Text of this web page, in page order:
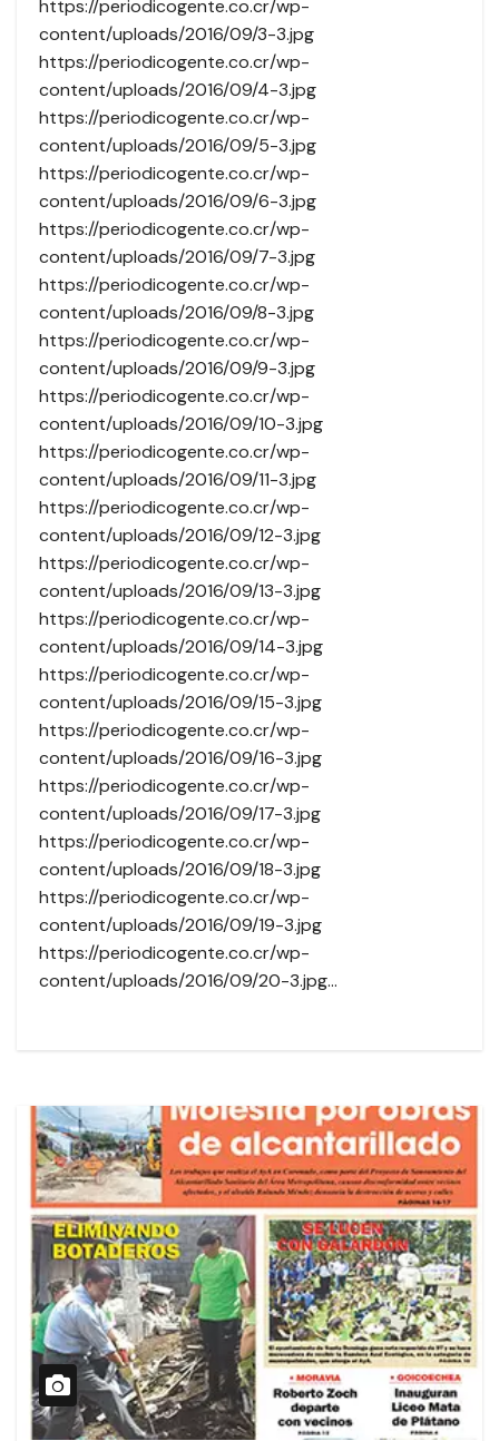
https://periodicogente.co.cr/wp-
content/uploads/2016/09/3-3.jpg
https://periodicogente.co.cr/wp-
content/uploads/2016/09/4-3.jpg
https://periodicogente.co.cr/wp-
content/uploads/2016/09/5-3.jpg
https://periodicogente.co.cr/wp-
content/uploads/2016/09/6-3.jpg
https://periodicogente.co.cr/wp-
content/uploads/2016/09/7-3.jpg
https://periodicogente.co.cr/wp-
content/uploads/2016/09/8-3.jpg
https://periodicogente.co.cr/wp-
content/uploads/2016/09/9-3.jpg
https://periodicogente.co.cr/wp-
content/uploads/2016/09/10-3.jpg
https://periodicogente.co.cr/wp-
content/uploads/2016/09/11-3.jpg
https://periodicogente.co.cr/wp-
content/uploads/2016/09/12-3.jpg
https://periodicogente.co.cr/wp-
content/uploads/2016/09/13-3.jpg
https://periodicogente.co.cr/wp-
content/uploads/2016/09/14-3.jpg
https://periodicogente.co.cr/wp-
content/uploads/2016/09/15-3.jpg
https://periodicogente.co.cr/wp-
content/uploads/2016/09/16-3.jpg
https://periodicogente.co.cr/wp-
content/uploads/2016/09/17-3.jpg
https://periodicogente.co.cr/wp-
content/uploads/2016/09/18-3.jpg
https://periodicogente.co.cr/wp-
content/uploads/2016/09/19-3.jpg
https://periodicogente.co.cr/wp-
content/uploads/2016/09/20-3.jpg…